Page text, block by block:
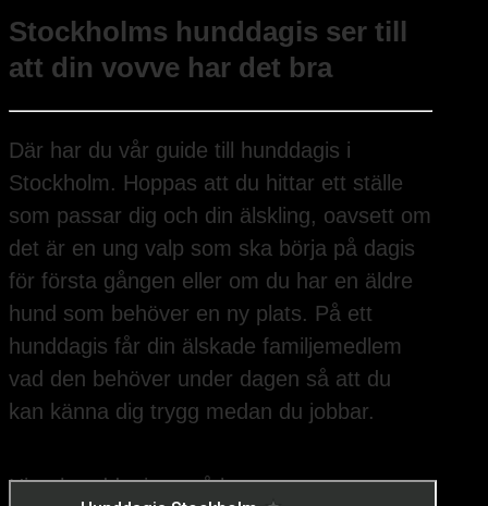
Stockholms hunddagis ser till
att din vovve har det bra
Där har du vår guide till hunddagis i
Stockholm. Hoppas att du hittar ett ställe
som passar dig och din älskling, oavsett om
det är en ung valp som ska börja på dagis
för första gången eller om du har en äldre
hund som behöver en ny plats. På ett
hunddagis får din älskade familjemedlem
vad den behöver under dagen så att du
kan känna dig trygg medan du jobbar.
Hitta hunddagisen på kartan